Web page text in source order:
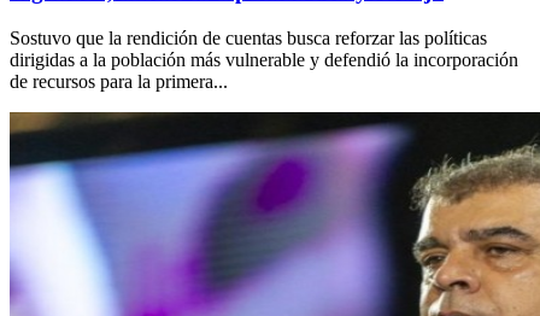
Sostuvo que la rendición de cuentas busca reforzar las políticas
dirigidas a la población más vulnerable y defendió la incorporación
de recursos para la primera...